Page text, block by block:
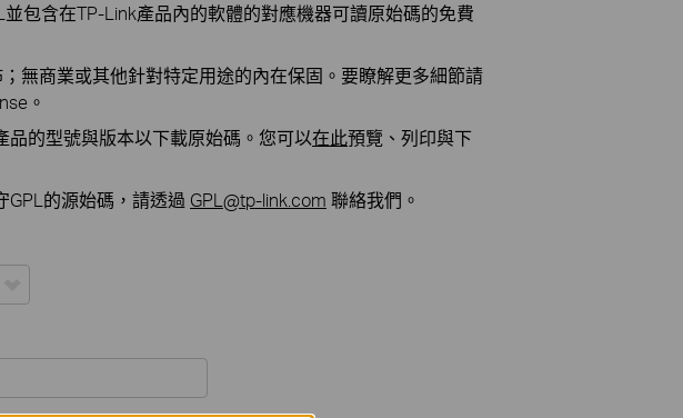
包含在TP-Link產品內的軟體的對應機器可讀原始碼的免費
無商業或其他針對特定用途的內在保固。要瞭解更多細節請
。
的型號與版本以下載原始碼。您可以在此預覽、列印與下
GPL的源始碼，請透過 GPL@tp-link.com 聯絡我們。